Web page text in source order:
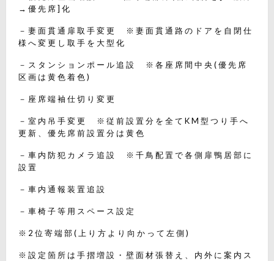
→優先席]化
－妻面貫通扉取手変更 ※妻面貫通路のドアを自閉仕
様へ変更し取手を大型化
－スタンションポール追設 ※各座席間中央(優先席
区画は黄色着色)
－座席端袖仕切り変更
－室内吊手変更 ※従前設置分を全てKM型つり手へ
更新、優先席前設置分は黄色
－車内防犯カメラ追設 ※千鳥配置で各側扉鴨居部に
設置
－車内通報装置追設
－車椅子等用スペース設定
※2位寄端部(上り方より向かって左側)
※設定箇所は手摺増設・壁面材張替え、内外に案内ス